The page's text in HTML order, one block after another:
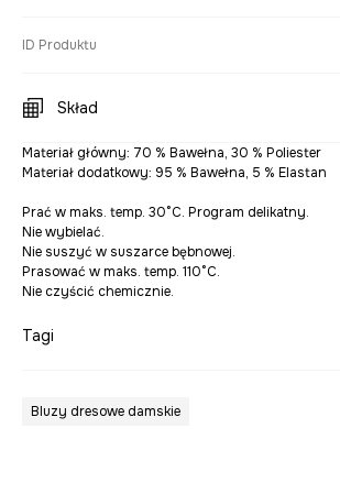
ID Produktu
Skład
Materiał główny: 70 % Bawełna, 30 % Poliester
Materiał dodatkowy: 95 % Bawełna, 5 % Elastan
Prać w maks. temp. 30°C. Program delikatny.
Nie wybielać.
Nie suszyć w suszarce bębnowej.
Prasować w maks. temp. 110°C.
Nie czyścić chemicznie.
Tagi
Bluzy dresowe damskie